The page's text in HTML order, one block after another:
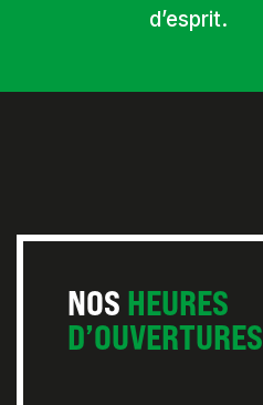
d’esprit.
NOS HEURES
D’OUVERTURES